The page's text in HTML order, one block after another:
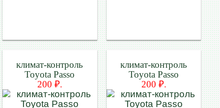
климат-контроль
Toyota Passo
200 ₽.
климат-контроль
Toyota Passo
200 ₽.